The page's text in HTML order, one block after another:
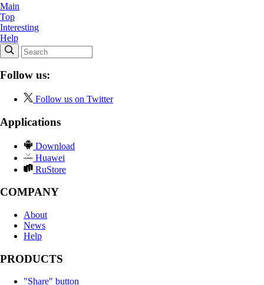
Main
Top
Interesting
Help
Follow us:
Follow us on Twitter
Applications
Download
Huawei
RuStore
COMPANY
About
News
Help
PRODUCTS
"Share" button